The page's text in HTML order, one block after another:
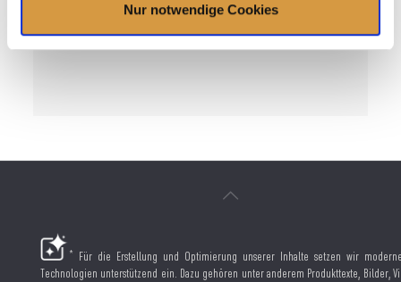
Nur notwendige Cookies
*
Für die Erstellung und Optimierung unserer Inhalte setzen wir
Technologien unterstützend ein. Dazu gehören unter anderem Produkttexte, Bilder,